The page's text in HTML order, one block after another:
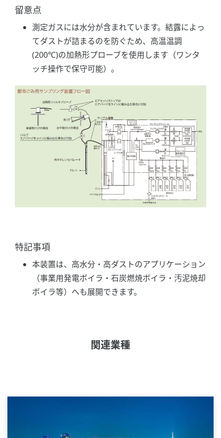
留意点
測定ガスには水分が含まれています。結露によっ
てダストが詰まるのを防ぐため、高温温調
(200℃)の加熱形プローブを使用します（ワンタ
ッチ操作で保守可能）。
特記事項
本装置は、高水分・高ダストのアプリケーション
（事業用発電ボイラ・石炭燃焼ボイラ・汚泥焼却
ボイラ等）へも展開できます。
関連業種